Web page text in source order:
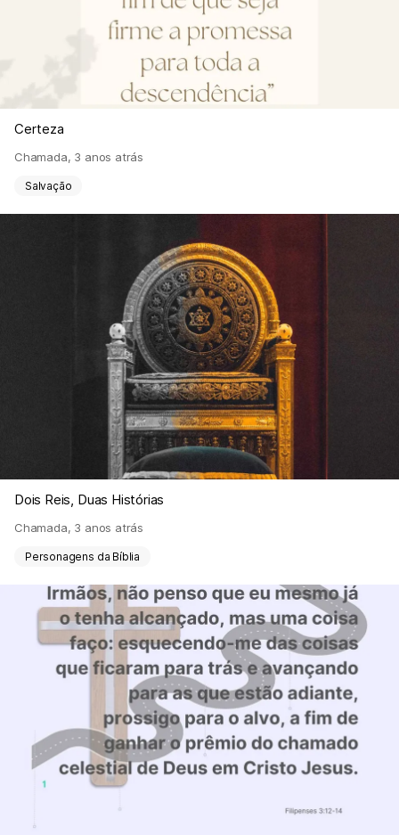
Certeza
Chamada, 3 anos atrás
Salvação
Dois Reis, Duas Histórias
Chamada, 3 anos atrás
Personagens da Bíblia